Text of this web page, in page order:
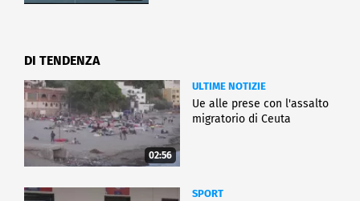
DI TENDENZA
02:56
ULTIME NOTIZIE
Ue alle prese con l'assalto
migratorio di Ceuta
SPORT